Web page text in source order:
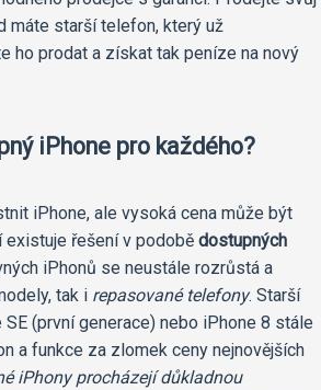
máte starší telefon, který už
ho prodat a získat tak peníze na nový
iPhone pro každého?
iPhone, ale vysoká cena může být
existuje řešení v podobě dostupných
iPhonů se neustále rozrůstá a
tak i repasované telefony. Starší
(první generace) nebo iPhone 8 stále
a funkce za zlomek ceny nejnovějších
iPhony procházejí důkladnou